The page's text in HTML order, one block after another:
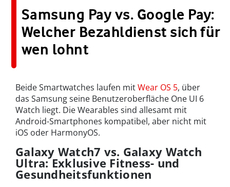
Samsung Pay vs. Google Pay:
Welcher Bezahldienst sich für
wen lohnt
Beide Smartwatches laufen mitWear OS 5, über
das Samsung seine Benutzeroberfläche One UI 6
Watch liegt. Die Wearables sind allesamt mit
Android-Smartphones kompatibel, aber nicht mit
iOS oder HarmonyOS.
Galaxy Watch7 vs. Galaxy Watch
Ultra: Exklusive Fitness- und
Gesundheitsfunktionen